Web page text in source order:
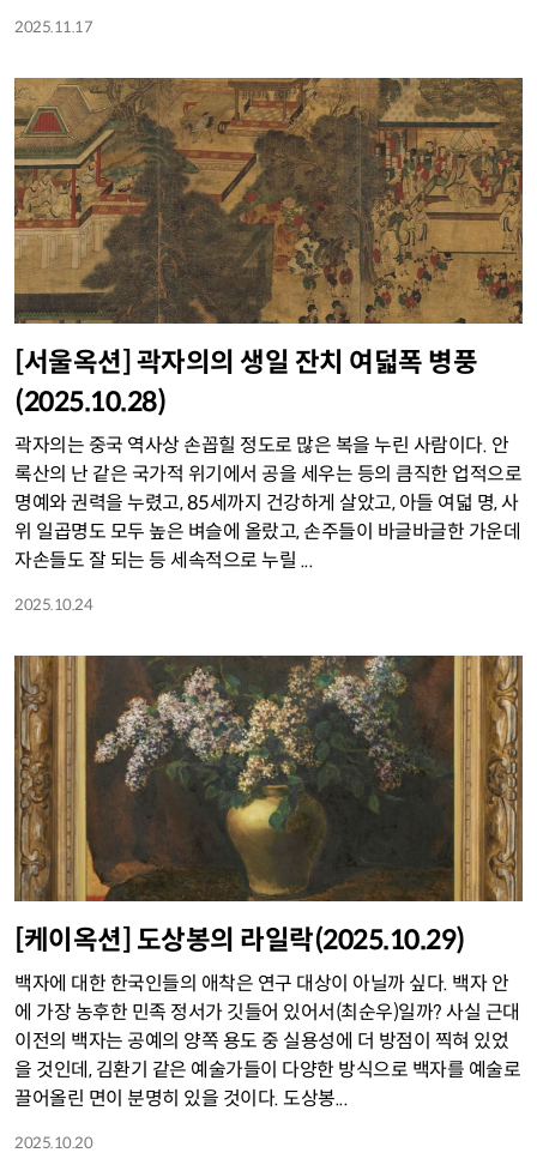
2025.11.17
[서울옥션] 곽자의의 생일 잔치 여덟폭 병풍
(2025.10.28)
곽자의는 중국 역사상 손꼽힐 정도로 많은 복을 누린 사람이다. 안
록산의 난 같은 국가적 위기에서 공을 세우는 등의 큼직한 업적으로
명예와 권력을 누렸고, 85세까지 건강하게 살았고, 아들 여덟 명, 사
위 일곱명도 모두 높은 벼슬에 올랐고, 손주들이 바글바글한 가운데
자손들도 잘 되는 등 세속적으로 누릴 ...
2025.10.24
[케이옥션] 도상봉의 라일락(2025.10.29)
백자에 대한 한국인들의 애착은 연구 대상이 아닐까 싶다. 백자 안
에 가장 농후한 민족 정서가 깃들어 있어서(최순우)일까? 사실 근대
이전의 백자는 공예의 양쪽 용도 중 실용성에 더 방점이 찍혀 있었
을 것인데, 김환기 같은 예술가들이 다양한 방식으로 백자를 예술로
끌어올린 면이 분명히 있을 것이다. 도상봉...
2025.10.20